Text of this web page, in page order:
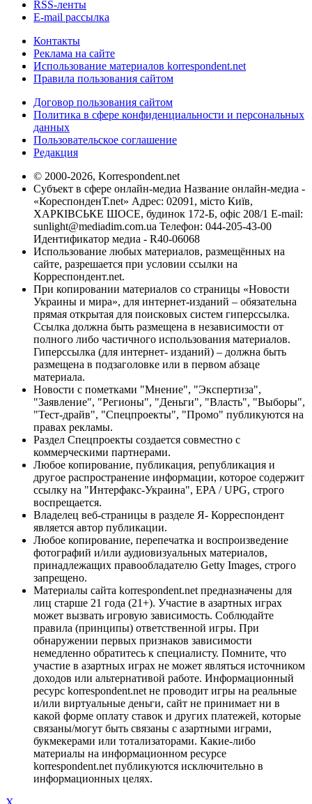
RSS-ленты
E-mail рассылка
Контакты
Реклама на сайте
Использование материалов korrespondent.net
Правила пользования сайтом
Договор пользования сайтом
Политика в сфере конфиденциальности и персональных
данных
Пользовательское соглашение
Редакция
© 2000-2026, Korrespondent.net
Субъект в сфере онлайн-медиа Название онлайн-медиа -
«КореспонденТ.net» Адрес: 02091, місто Київ,
ХАРКІВСЬКЕ ШОСЕ, будинок 172-Б, офіс 208/1 E-mail:
sunlight@mediadim.com.ua Телефон: 044-205-43-00
Идентификатор медиа - R40-06068
Использование любых материалов, размещённых на
сайте, разрешается при условии ссылки на
Корреспондент.net.
При копировании материалов со страницы «Новости
Украины и мира», для интернет-изданий – обязательна
прямая открытая для поисковых систем гиперссылка.
Ссылка должна быть размещена в независимости от
полного либо частичного использования материалов.
Гиперссылка (для интернет- изданий) – должна быть
размещена в подзаголовке или в первом абзаце
материала.
Новости с пометками "Мнение", "Экспертиза",
"Заявление", "Регионы", "Деньги", "Власть", "Выборы",
"Тест-драйв", "Спецпроекты", "Промо" публикуются на
правах рекламы.
Раздел Спецпроекты создается совместно с
коммерческими партнерами.
Любое копирование, публикация, републикация и
другое распространение информации, которое содержит
ссылку на "Интерфакс-Украина", EPA / UPG, строго
воспрещается.
Владелец веб-страницы в разделе Я- Корреспондент
является автор публикации.
Любое копирование, перепечатка и воспроизведение
фотографий и/или аудиовизуальных материалов,
принадлежащих правообладателю Getty Images, строго
запрещено.
Материалы сайта korrespondent.net предназначены для
лиц старше 21 года (21+). Участие в азартных играх
может вызвать игровую зависимость. Соблюдайте
правила (принципы) ответственной игры. При
обнаружении первых признаков зависимости
немедленно обратитесь к специалисту. Помните, что
участие в азартных играх не может являться источником
доходов или альтернативой работе. Информационный
ресурс korrespondent.net не проводит игры на реальные
и/или виртуальные деньги, сайт не принимает ни в
какой форме оплату ставок и других платежей, которые
связаны/могут быть связаны с азартными играми,
букмекерами или тотализаторами. Какие-либо
материалы на информационном ресурсе
korrespondent.net публикуются исключительно в
информационных целях.